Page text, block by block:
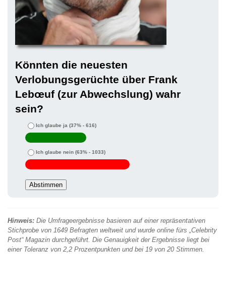
Könnten die neuesten
Verlobungsgerüchte über Frank
Lebœuf (zur Abwechslung) wahr
sein?
Ich glaube ja (37% - 616)
Ich glaube nein (63% - 1033)
Hinweis: Die Umfrageergebnisse basieren auf einer repräsentativen
Stichprobe von 1649 Befragten weltweit und wurde online fürs „Celebrity
Post“ Magazin durchgeführt. Die Genauigkeit der Ergebnisse liegt bei
einer Toleranz von 2,2 Prozentpunkten und bei 19 von 20 Stimmen.